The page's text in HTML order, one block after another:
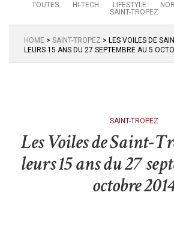
TOUTES HI-TECH LIFESTYLE
SAINT-TROPEZ
HOME > SAINT-TROPEZ > LES VOILES DE
LEURS 15 ANS DU 27 SEPTEMBRE AU 5
SAINT-TROPEZ
Les Voiles de Saint-
leurs 15 ans du 27
octobre